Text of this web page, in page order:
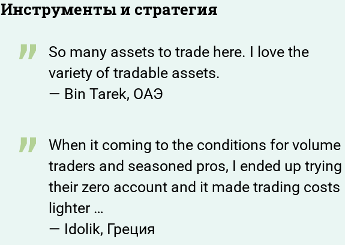
Инструменты и стратегия
So many assets to trade here. I love the
variety of tradable assets.
— Bin Tarek, ОАЭ
When it coming to the conditions for volume
traders and seasoned pros, I ended up trying
their zero account and it made trading costs
lighter …
— Idolik, Греция